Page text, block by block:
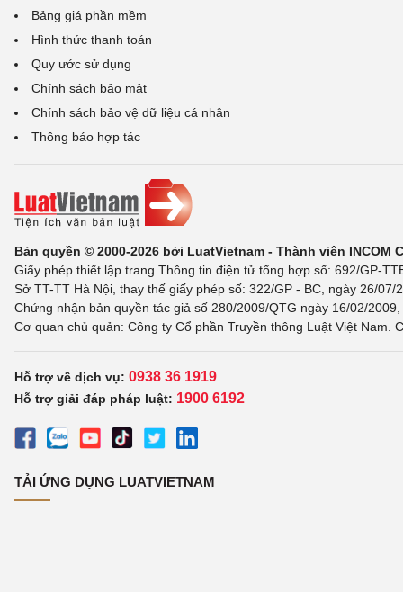
Bảng giá phần mềm
Hình thức thanh toán
Quy ước sử dụng
Chính sách bảo mật
Chính sách bảo vệ dữ liệu cá nhân
Thông báo hợp tác
Bản quyền © 2000-2026 bởi LuatVietnam - Thành viên INCOM
Giấy phép thiết lập trang Thông tin điện tử tổng hợp số: 692/GP-
Sở TT-TT Hà Nội, thay thế giấy phép số: 322/GP - BC, ngày 26/
Chứng nhận bản quyền tác giả số 280/2009/QTG ngày 16/02/
Cơ quan chủ quản: Công ty Cổ phần Truyền thông Luật Việt Nam.
Hỗ trợ về dịch vụ: 0938 36 1919
Hỗ trợ giải đáp pháp luật: 1900 6192
TẢI ỨNG DỤNG LUATVIETNAM